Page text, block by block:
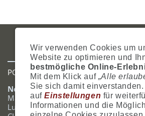
WIDERRUFSRECHTSITEMAP
POSTADRESSE
Nostalgie- & Geschenk Shop
Maja Schmid
Luzernerstrasse 14
Wir verwenden Cookies um
Website zu optimieren und
bestmögliche Online-
Mit dem Klick auf „Alle
Sie sich damit
aufEinstellungen für
Informationen und die